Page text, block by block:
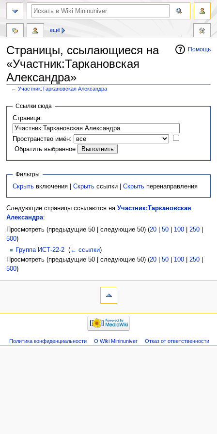
Помощь
Страницы, ссылающиеся на
«Участник:Таркановская
Александра»
←Участник:Таркановская Александра
Перейти
навигации
Перейти
поиску
Ссылки сюда
Страница:
Пространство имён:
Обратить выбранное
Фильтры
Скрыть включения |Скрыть ссылки |Скрыть перенаправления
Следующие страницы ссылаются на Участник:Таркановская
Александра:
Просмотреть (предыдущие 50 | следующие 50) (20| 50| 100| 250|
500)
Группа ИСТ-22-2 (← ссылки)
Просмотреть (предыдущие 50 | следующие 50) (20| 50| 100| 250|
500)
ещё
Политика конфиденциальности О Wiki Mininuniver Отказ от ответственности